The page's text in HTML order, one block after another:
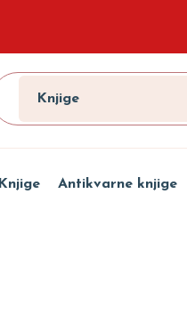
Knjige
Knjige Antikvarne knjige